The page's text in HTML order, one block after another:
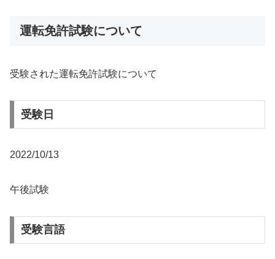
運転免許試験について
受験された運転免許試験について
受験日
2022/10/13
午後試験
受験言語